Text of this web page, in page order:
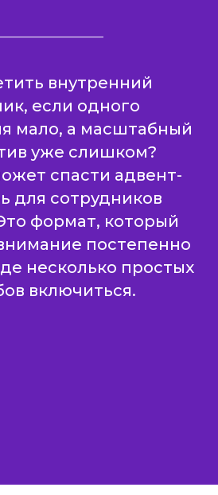
внутренний
если одного
мало, а масштабный
уже слишком?
спасти адвент-
для сотрудников
формат, который
постепенно
несколько простых
включиться.